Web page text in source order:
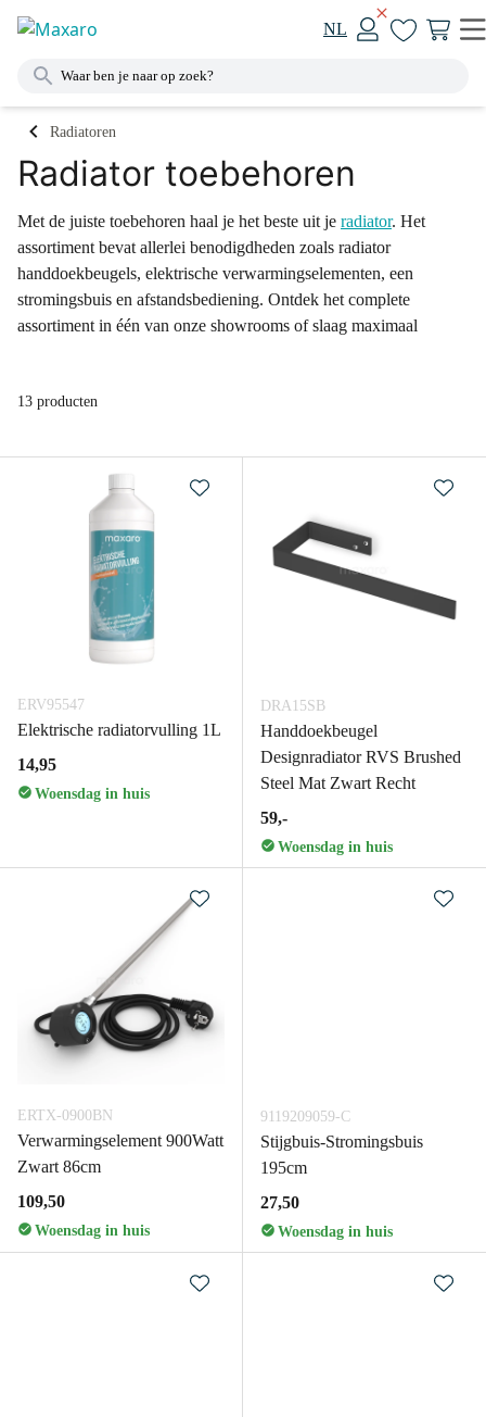
NL
Radiatoren
Radiator toebehoren
Met de juiste toebehoren haal je het beste uit je radiator. Het
assortiment bevat allerlei benodigdheden zoals radiator
handdoekbeugels, elektrische verwarmingselementen, een
stromingsbuis en afstandsbediening. Ontdek het complete
assortiment in één van onze showrooms of slaag maximaal
13 producten
ERV95547
Elektrische radiatorvulling 1L
14,95
Woensdag in huis
DRA15SB
Handdoekbeugel
Designradiator RVS Brushed
Steel Mat Zwart Recht
59,-
Woensdag in huis
ERTX-0900BN
Verwarmingselement 900Watt
Zwart 86cm
109,50
Woensdag in huis
9119209059-C
Stijgbuis-Stromingsbuis
195cm
27,50
Woensdag in huis